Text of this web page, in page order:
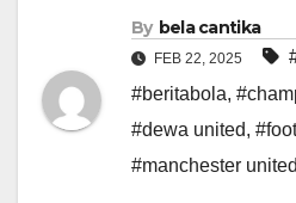
By bela cantika
FEB 22, 2025
#beritabola,
#dewa united,
#manchester united